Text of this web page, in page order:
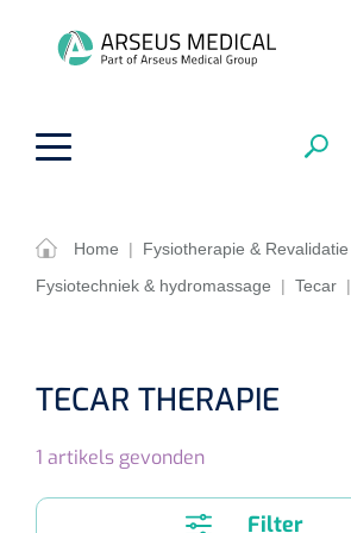
ADL & Comfortzorg
Aromatherapie
Beauty care
Lichttherapie
Cryotherapie
Beademing
Neuscanules
ZOEKRESULTATEN
Home | Fysiotherapie & Revalidatie
Fysiotechniek & hydromassage
| Tecar |
TECAR THERAPIE
1 artikels gevonden
Filter